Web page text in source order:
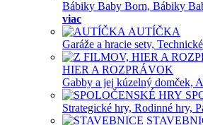
Bábiky Baby Born, Bábiky
viac
AUTÍČKA
Garáže a hracie sety,
HIER A ROZPRÁVOK
Gabby a jej kúzelný domček,
Strategické hry, Rodinné hry,